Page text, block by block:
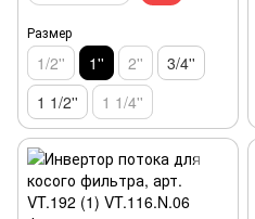
Размер
1/2'' 1'' 2''
3/4''
1 1/2''
1 1/4''